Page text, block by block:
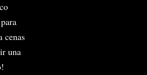
cenas
una